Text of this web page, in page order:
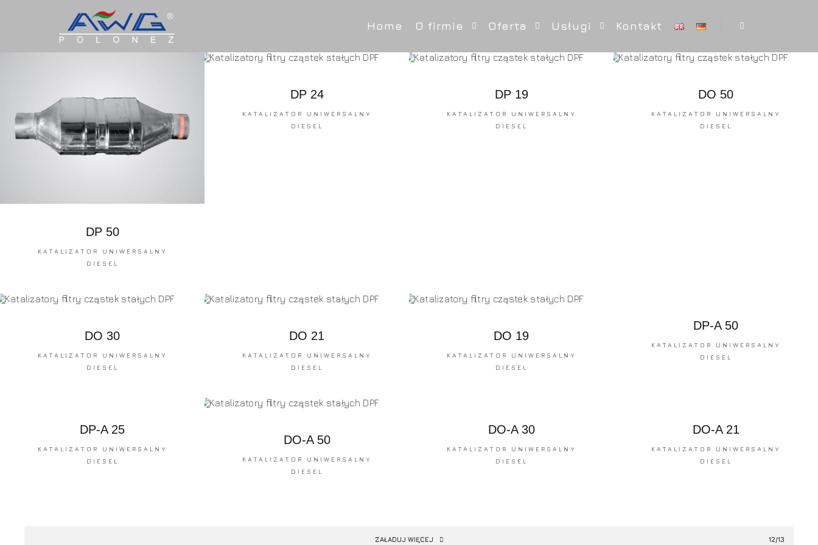
Home O firmie Oferta Usługi Kontakt
DP 50
KATALIZATOR UNIWERSALNY
DIESEL
DP 24
KATALIZATOR UNIWERSALNY
DIESEL
DP 19
KATALIZATOR UNIWERSALNY
DIESEL
DO 50
KATALIZATOR UNIWERSALNY
DIESEL
DO 30
KATALIZATOR UNIWERSALNY
DIESEL
DO 21
KATALIZATOR UNIWERSALNY
DIESEL
DO 19
KATALIZATOR UNIWERSALNY
DIESEL
DP-A 50
KATALIZATOR UNIWERSALNY
DIESEL
DP-A 25
KATALIZATOR UNIWERSALNY
DIESEL
DO-A 50
KATALIZATOR UNIWERSALNY
DIESEL
DO-A 30
KATALIZATOR UNIWERSALNY
DIESEL
DO-A 21
KATALIZATOR UNIWERSALNY
DIESEL
ZAŁADUJ WIĘCEJ 12/13